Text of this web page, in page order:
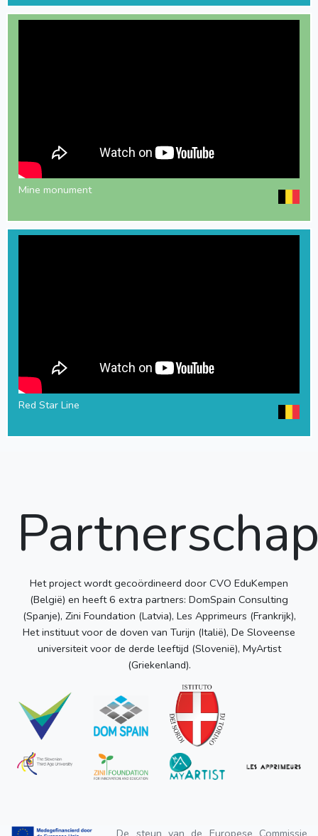
Mine monument
Red Star Line
Het project wordt gecoördineerd door CVO EduKempen
(België) en heeft 6 extra partners: DomSpain Consulting
(Spanje), Zini Foundation (Latvia), Les Apprimeurs (Frankrijk),
Het instituut voor de doven van Turijn (Italië), De Sloveense
universiteit voor de derde leeftijd (Slovenië), MyArtist
(Griekenland).
De steun van de Europese Commissie